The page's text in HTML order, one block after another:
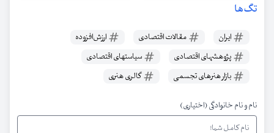
تگ‌ها
ایران مقالات اقتصادی
ارزش‌افزوده
پژوهشهای اقتصادی
سیاستهای اقتصادی
بازار هنرهای تجسمی
گالری‌ هنری
نام و نام خانوادگی (اختیاری)